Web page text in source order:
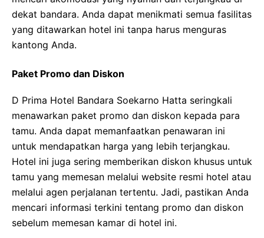
dekat bandara. Anda dapat menikmati semua fasilitas
yang ditawarkan hotel ini tanpa harus menguras
kantong Anda.
Paket Promo dan Diskon
D Prima Hotel Bandara Soekarno Hatta seringkali
menawarkan paket promo dan diskon kepada para
tamu. Anda dapat memanfaatkan penawaran ini
untuk mendapatkan harga yang lebih terjangkau.
Hotel ini juga sering memberikan diskon khusus untuk
tamu yang memesan melalui website resmi hotel atau
melalui agen perjalanan tertentu. Jadi, pastikan Anda
mencari informasi terkini tentang promo dan diskon
sebelum memesan kamar di hotel ini.